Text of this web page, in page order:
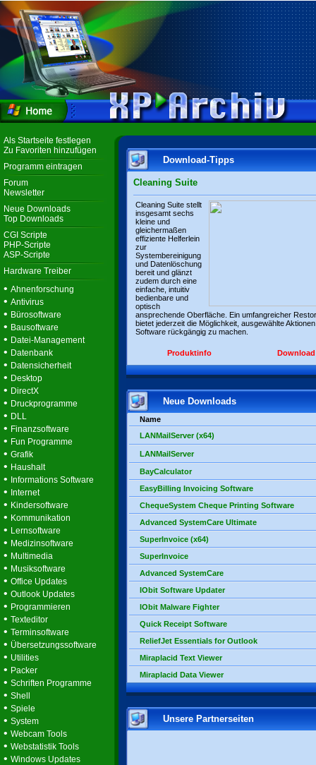
Als Startseite festlegen
Zu Favoriten hinzufügen
Programm eintragen
Forum
Newsletter
Neue Downloads
Top Downloads
CGI Scripte
PHP-Scripte
ASP-Scripte
Hardware Treiber
• Ahnenforschung
• Antivirus
• Bürosoftware
• Bausoftware
• Datei-Management
• Datenbank
• Datensicherheit
• Desktop
• DirectX
• Druckprogramme
• DLL
• Finanzsoftware
• Fun Programme
• Grafik
• Haushalt
• Informations Software
• Internet
• Kindersoftware
• Kommunikation
• Lernsoftware
• Medizinsoftware
• Multimedia
• Musiksoftware
• Office Updates
• Outlook Updates
• Programmieren
• Texteditor
• Terminsoftware
• Übersetzungssoftware
• Utilities
• Packer
• Schriften Programme
• Shell
• Spiele
• System
• Webcam Tools
• Webstatistik Tools
• Windows Updates
Download-Tipps
Cleaning Suite
Cleaning Suite stellt
insgesamt sechs
kleine und
gleichermaßen
effiziente Helferlein
zur
Systembereinigung
und Datenlöschung
bereit und glänzt
zudem durch eine
einfache, intuitiv
bedienbare und
optisch
ansprechende Oberfläche. Ein umfangreicher
bietet jederzeit die Möglichkeit, ausgewählte
Software rückgängig zu machen.
Produktinfo Download
Neue Downloads
Name
LANMailServer (x64)
LANMailServer
BayCalculator
EasyBilling Invoicing Software
ChequeSystem Cheque Printing Software
Advanced SystemCare Ultimate
SuperInvoice (x64)
SuperInvoice
Advanced SystemCare
IObit Software Updater
IObit Malware Fighter
Quick Receipt Software
ReliefJet Essentials for Outlook
Miraplacid Text Viewer
Miraplacid Data Viewer
Unsere Partnerseiten